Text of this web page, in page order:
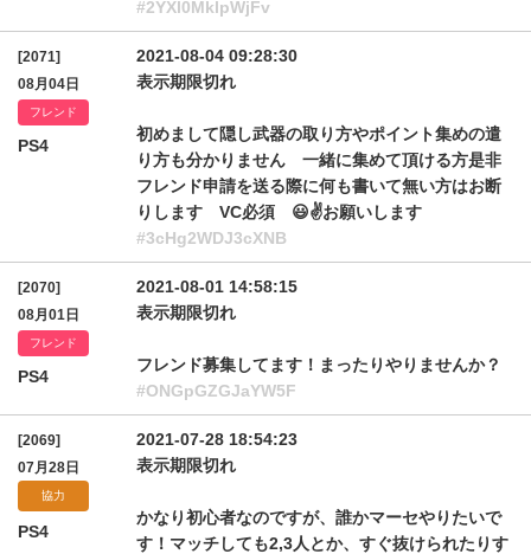
#2YXl0MklpWjFv
[2071]
08月04日
フレンド
PS4
2021-08-04 09:28:30
表示期限切れ
初めまして隠し武器の取り方やポイント集めの遣
り方も分かりません 一緒に集めて頂ける方是非
フレンド申請を送る際に何も書いて無い方はお断
りします VC必須 😃✌️お願いします
#3cHg2WDJ3cXNB
[2070]
08月01日
フレンド
PS4
2021-08-01 14:58:15
表示期限切れ
フレンド募集してます！まったりやりませんか？
#ONGpGZGJaYW5F
[2069]
07月28日
協力
PS4
2021-07-28 18:54:23
表示期限切れ
かなり初心者なのですが、誰かマーセやりたいで
す！マッチしても2,3人とか、すぐ抜けられたりす